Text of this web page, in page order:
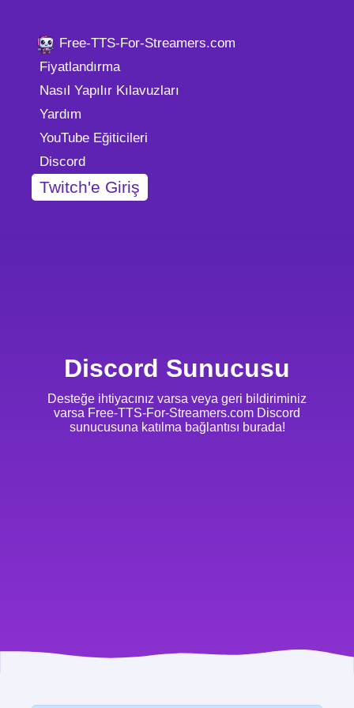
Free-TTS-For-Streamers.com
Fiyatlandırma
Nasıl Yapılır Kılavuzları
Yardım
YouTube Eğiticileri
Discord
Twitch'e Giriş
Discord Sunucusu
Desteğe ihtiyacınız varsa veya geri bildiriminiz
varsa Free-TTS-For-Streamers.com Discord
sunucusuna katılma bağlantısı burada!